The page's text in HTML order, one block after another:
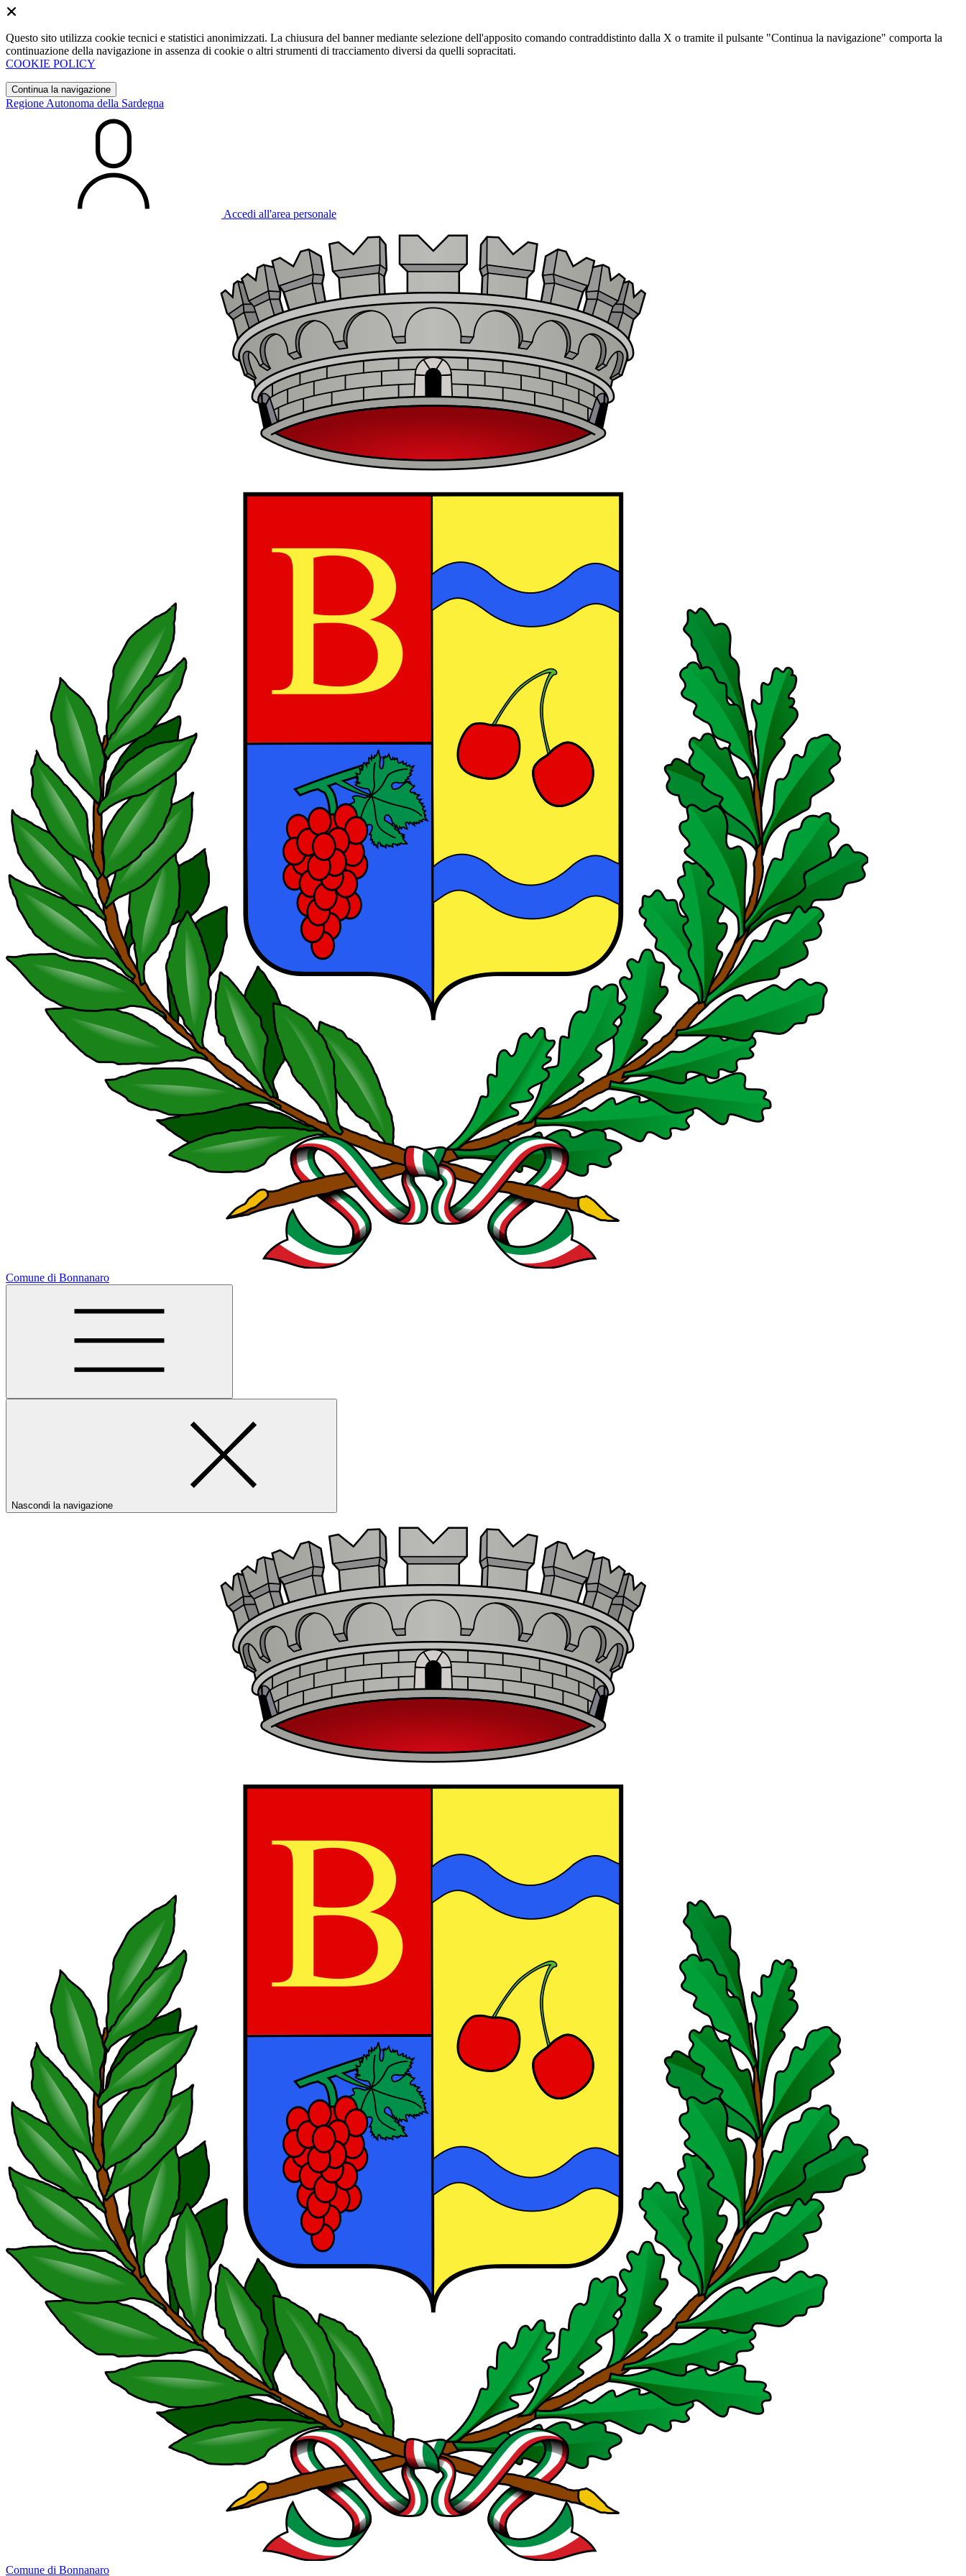
Questo sito utilizza cookie tecnici e statistici anonimizzati. La chiusura del banner mediante selezione dell'apposito comando contraddistinto dalla X o tramite il pulsante "Continua la navigazione" comporta la
continuazione della navigazione in assenza di cookie o altri strumenti di tracciamento diversi da quelli sopracitati.
COOKIE POLICY
Continua la navigazione
Regione Autonoma della Sardegna
Accedi all'area personale
Comune di Bonnanaro
Nascondi la navigazione
Comune di Bonnanaro